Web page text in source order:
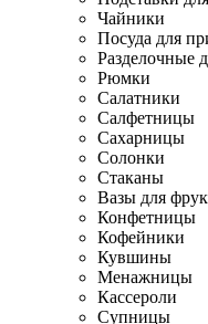
Чайники
Посуда для
Разделочные
Рюмки
Салатники
Салфетницы
Сахарницы
Солонки
Стаканы
Вазы для
Конфетницы
Кофейники
Кувшины
Менажницы
Кассероли
Супницы